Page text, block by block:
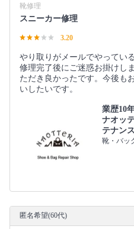
靴修理
スニーカー修理
3.20
やり取りがメールでやってい
修理完了後にご迷惑お掛けし
ただき良かったです。今後も
いしたいです。
業歴10
ナオッ
テナン
靴・バッ
匿名希望(60代)